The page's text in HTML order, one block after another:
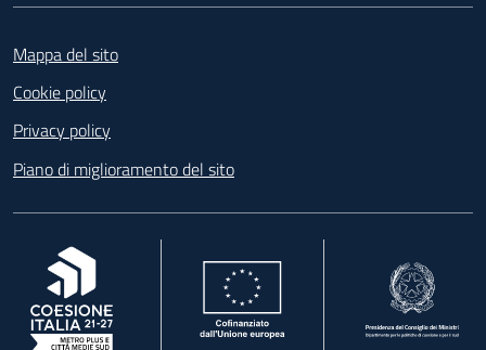
Mappa del sito
Cookie policy
Privacy policy
Piano di miglioramento del sito
, apre in una nuova scheda